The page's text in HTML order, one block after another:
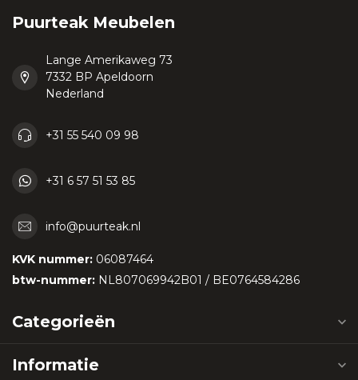
Puurteak Meubelen
Lange Amerikaweg 73
7332 BP Apeldoorn
Nederland
+31 55 540 09 98
+31 6 57 51 53 85
info@puurteak.nl
KVK nummer: 06087464
btw-nummer: NL807069942B01 / BE0764584286
Categorieën
Informatie